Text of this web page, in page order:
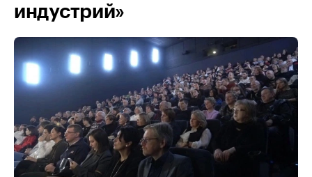
индустрий»